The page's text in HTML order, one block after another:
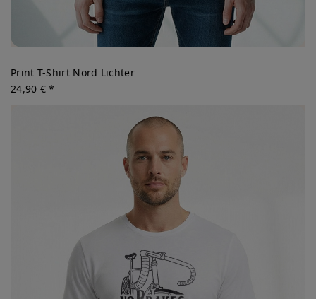
Print T-Shirt Nord Lichter
24,90 € *